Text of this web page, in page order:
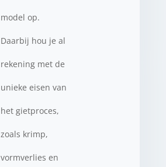
model op.
Daarbij hou je al
rekening met de
unieke eisen van
het gietproces,
zoals krimp,
vormverlies en